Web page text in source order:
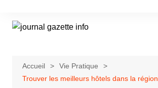
contenu
Accueil
Vie Pratique
Trouver les meilleurs hôtels dans la région